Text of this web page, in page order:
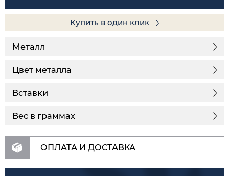
Купить в один клик
Металл
Цвет металла
Вставки
Вес в граммах
ОПЛАТА И ДОСТАВКА